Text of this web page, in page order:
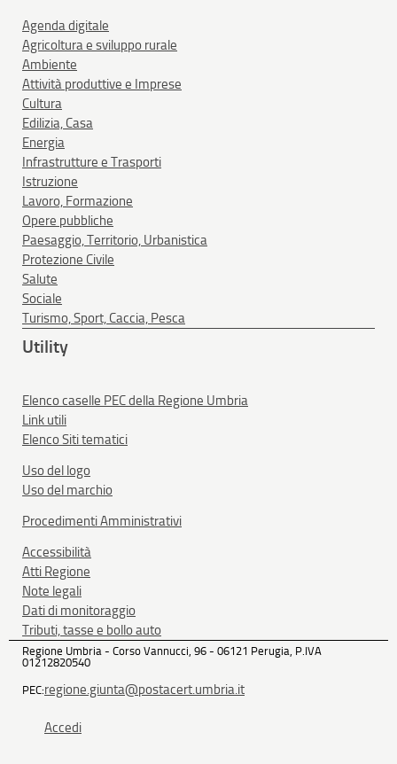
Agenda digitale
Agricoltura e sviluppo rurale
Ambiente
Attività produttive e Imprese
Cultura
Edilizia, Casa
Energia
Infrastrutture e Trasporti
Istruzione
Lavoro, Formazione
Opere pubbliche
Paesaggio, Territorio, Urbanistica
Protezione Civile
Salute
Sociale
Turismo, Sport, Caccia, Pesca
Utility
Elenco caselle PEC della Regione Umbria
Link utili
Elenco Siti tematici
Uso del logo
Uso del marchio
Procedimenti Amministrativi
Accessibilità
Atti Regione
Note legali
Dati di monitoraggio
Tributi, tasse e bollo auto
Regione Umbria - Corso Vannucci, 96 - 06121 Perugia, P.IVA
01212820540
PEC:regione.giunta@postacert.umbria.it
Accedi